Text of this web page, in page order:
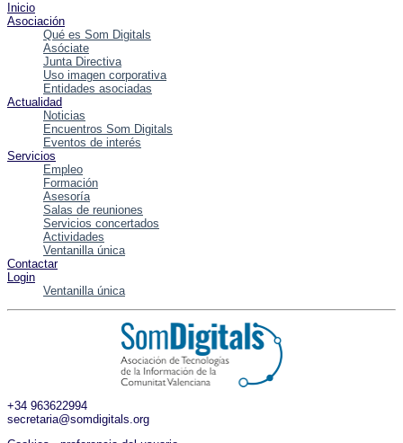
Inicio
Asociación
Qué es Som Digitals
Asóciate
Junta Directiva
Uso imagen corporativa
Entidades asociadas
Actualidad
Noticias
Encuentros Som Digitals
Eventos de interés
Servicios
Empleo
Formación
Asesoría
Salas de reuniones
Servicios concertados
Actividades
Ventanilla única
Contactar
Login
Ventanilla única
+34 963622994
secretaria@somdigitals.org